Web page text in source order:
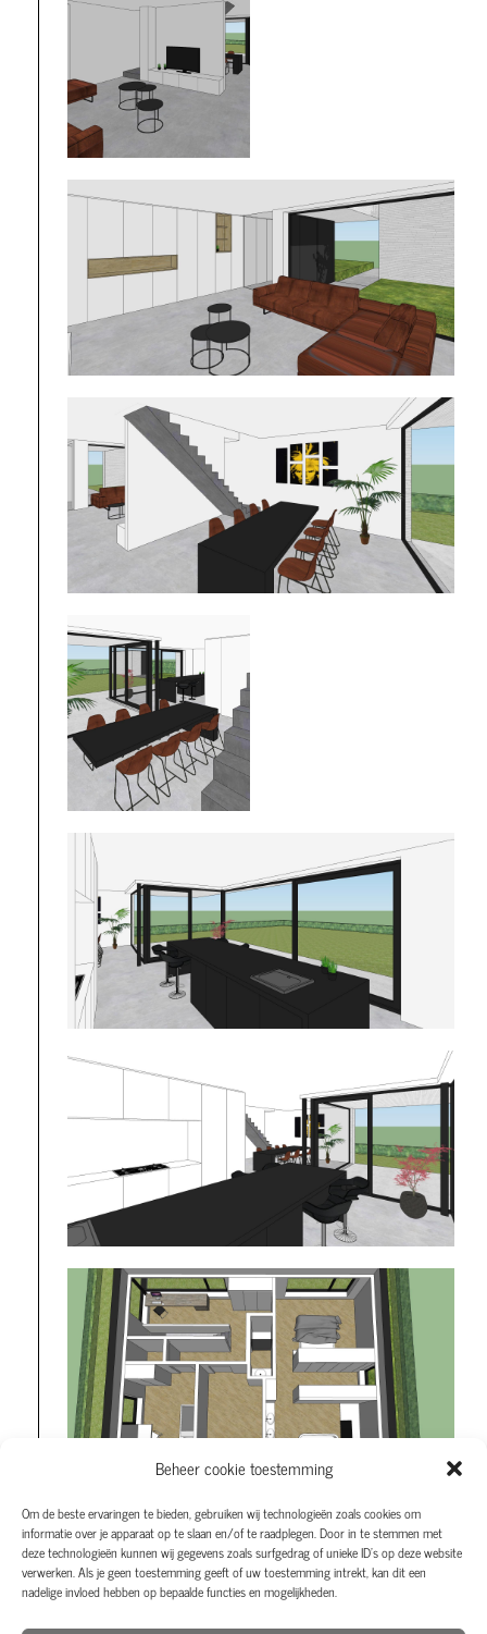
Beheer cookie toestemming
Om de beste ervaringen te bieden, gebruiken wij technologieën zoals cookies om
informatie over je apparaat op te slaan en/of te raadplegen. Door in te stemmen met
deze technologieën kunnen wij gegevens zoals surfgedrag of unieke ID's op deze website
verwerken. Als je geen toestemming geeft of uw toestemming intrekt, kan dit een
nadelige invloed hebben op bepaalde functies en mogelijkheden.